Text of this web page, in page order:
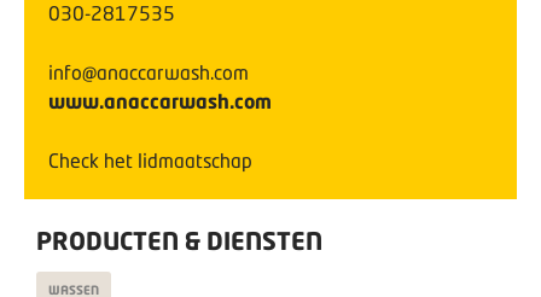
030-2817535
info@anaccarwash.com
www.anaccarwash.com
Check het lidmaatschap
PRODUCTEN & DIENSTEN
WASSEN